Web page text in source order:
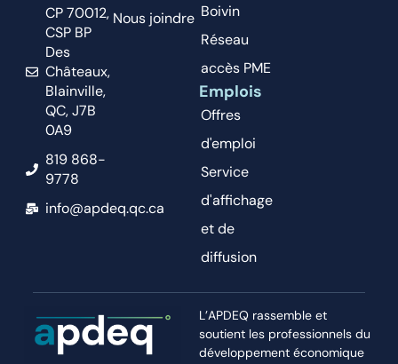
CP 70012,
CSP BP
Des
Châteaux,
Blainville,
QC, J7B
0A9
819 868-
9778
info@apdeq.qc.ca
Nous joindre Boivin
Réseau
accès PME
Emplois
Offres
d'emploi
Service
d'affichage
et de
diffusion
L’APDEQ rassemble et
soutient les professionnels du
développement économique